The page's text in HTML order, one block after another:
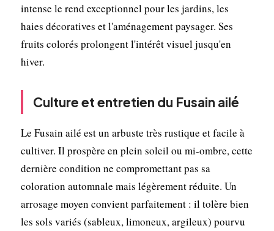
intense le rend exceptionnel pour les jardins, les
haies décoratives et l'aménagement paysager. Ses
fruits colorés prolongent l'intérêt visuel jusqu'en
hiver.
Culture et entretien du Fusain ailé
Le Fusain ailé est un arbuste très rustique et facile à
cultiver. Il prospère en plein soleil ou mi-ombre, cette
dernière condition ne compromettant pas sa
coloration automnale mais légèrement réduite. Un
arrosage moyen convient parfaitement : il tolère bien
les sols variés (sableux, limoneux, argileux) pourvu